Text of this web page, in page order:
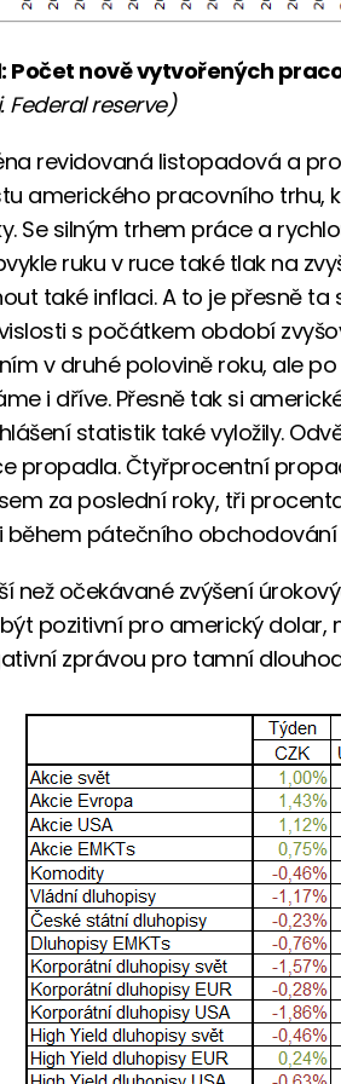
Počet nově vytvořených
Federal reserve)
revidovaná listopadová a
amerického pracovního trhu,
Se silným trhem práce a
ruku v ruce také tlak na
také inflaci. A to je přesně ta
s počátkem období
v druhé polovině roku, ale
i dříve. Přesně tak si
statistik také vyložily.
propadla. Čtyřprocentní
za poslední roky, tři
během pátečního obchodování
než očekávané zvýšení
pozitivní pro americký dolar,
zprávou pro tamní